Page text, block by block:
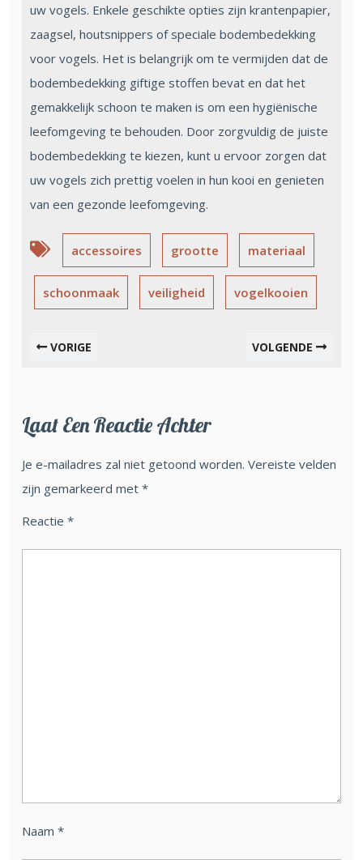
uw vogels. Enkele geschikte opties zijn krantenpapier,
zaagsel, houtsnippers of speciale bodembedekking
voor vogels. Het is belangrijk om te vermijden dat de
bodembedekking giftige stoffen bevat en dat het
gemakkelijk schoon te maken is om een hygiënische
leefomgeving te behouden. Door zorgvuldig de juiste
bodembedekking te kiezen, kunt u ervoor zorgen dat
uw vogels zich prettig voelen in hun kooi en genieten
van een gezonde leefomgeving.
accessoires grootte materiaal
schoonmaak veiligheid vogelkooien
VORIGE VOLGENDE
Laat Een Reactie Achter
Je e-mailadres zal niet getoond worden. Vereiste velden
zijn gemarkeerd met *
Reactie *
Naam *